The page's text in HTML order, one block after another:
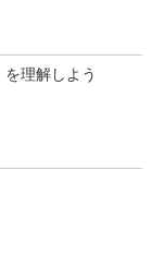
理解しよう